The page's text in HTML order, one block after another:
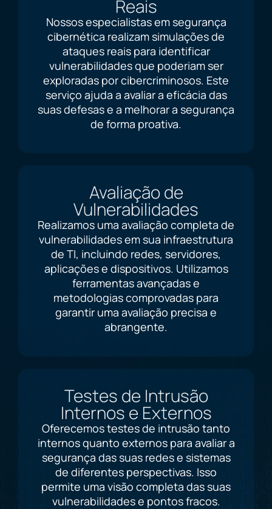
Reais
Nossos especialistas em segurança
cibernética realizam simulações de
ataques reais para identificar
vulnerabilidades que poderiam ser
exploradas por cibercriminosos. Este
serviço ajuda a avaliar a eficácia das
suas defesas e a melhorar a segurança
de forma proativa.
Avaliação de
Vulnerabilidades
Realizamos uma avaliação completa de
vulnerabilidades em sua infraestrutura
de TI, incluindo redes, servidores,
aplicações e dispositivos. Utilizamos
ferramentas avançadas e
metodologias comprovadas para
garantir uma avaliação precisa e
abrangente.
Testes de Intrusão
Internos e Externos
Oferecemos testes de intrusão tanto
internos quanto externos para avaliar a
segurança das suas redes e sistemas
de diferentes perspectivas. Isso
permite uma visão completa das suas
vulnerabilidades e pontos fracos.